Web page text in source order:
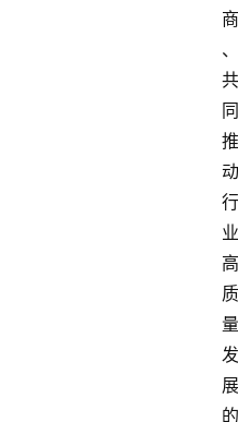
商
、
共
同
推
动
行
业
高
质
量
发
展
的